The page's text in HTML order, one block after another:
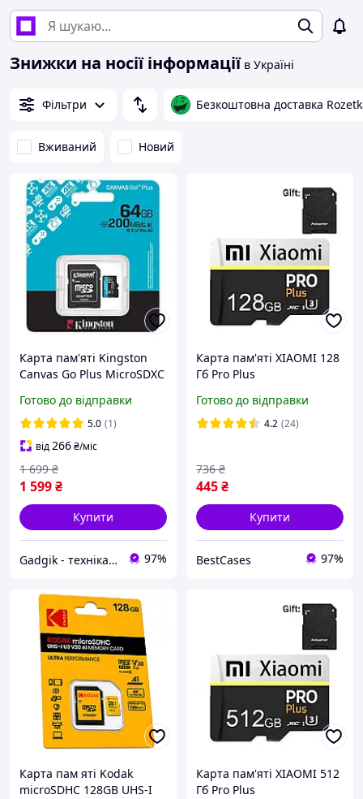
Знижки на носії інформаціїв Україні
Фільтри Безкоштовна доставка
Вживаний Новий
Карта пам'яті Kingston
Canvas Go Plus MicroSDXC
(A2) + Адаптер SD (SDCG
Готово до відправки
5.0 (1)
від266₴/міс
1 599₴
1 699 ₴
Купити
Gadgik - техніка та аксесуари 97%
Карта пам'яті XIAOMI 128
Гб Pro Plus
Готово до відправки
4.2 (24)
445₴
736 ₴
Купити
BestCases 97%
Карта пам яті Kodak
microSDHC 128GB UHS-I
Карта пам'яті XIAOMI 512
Гб Pro Plus